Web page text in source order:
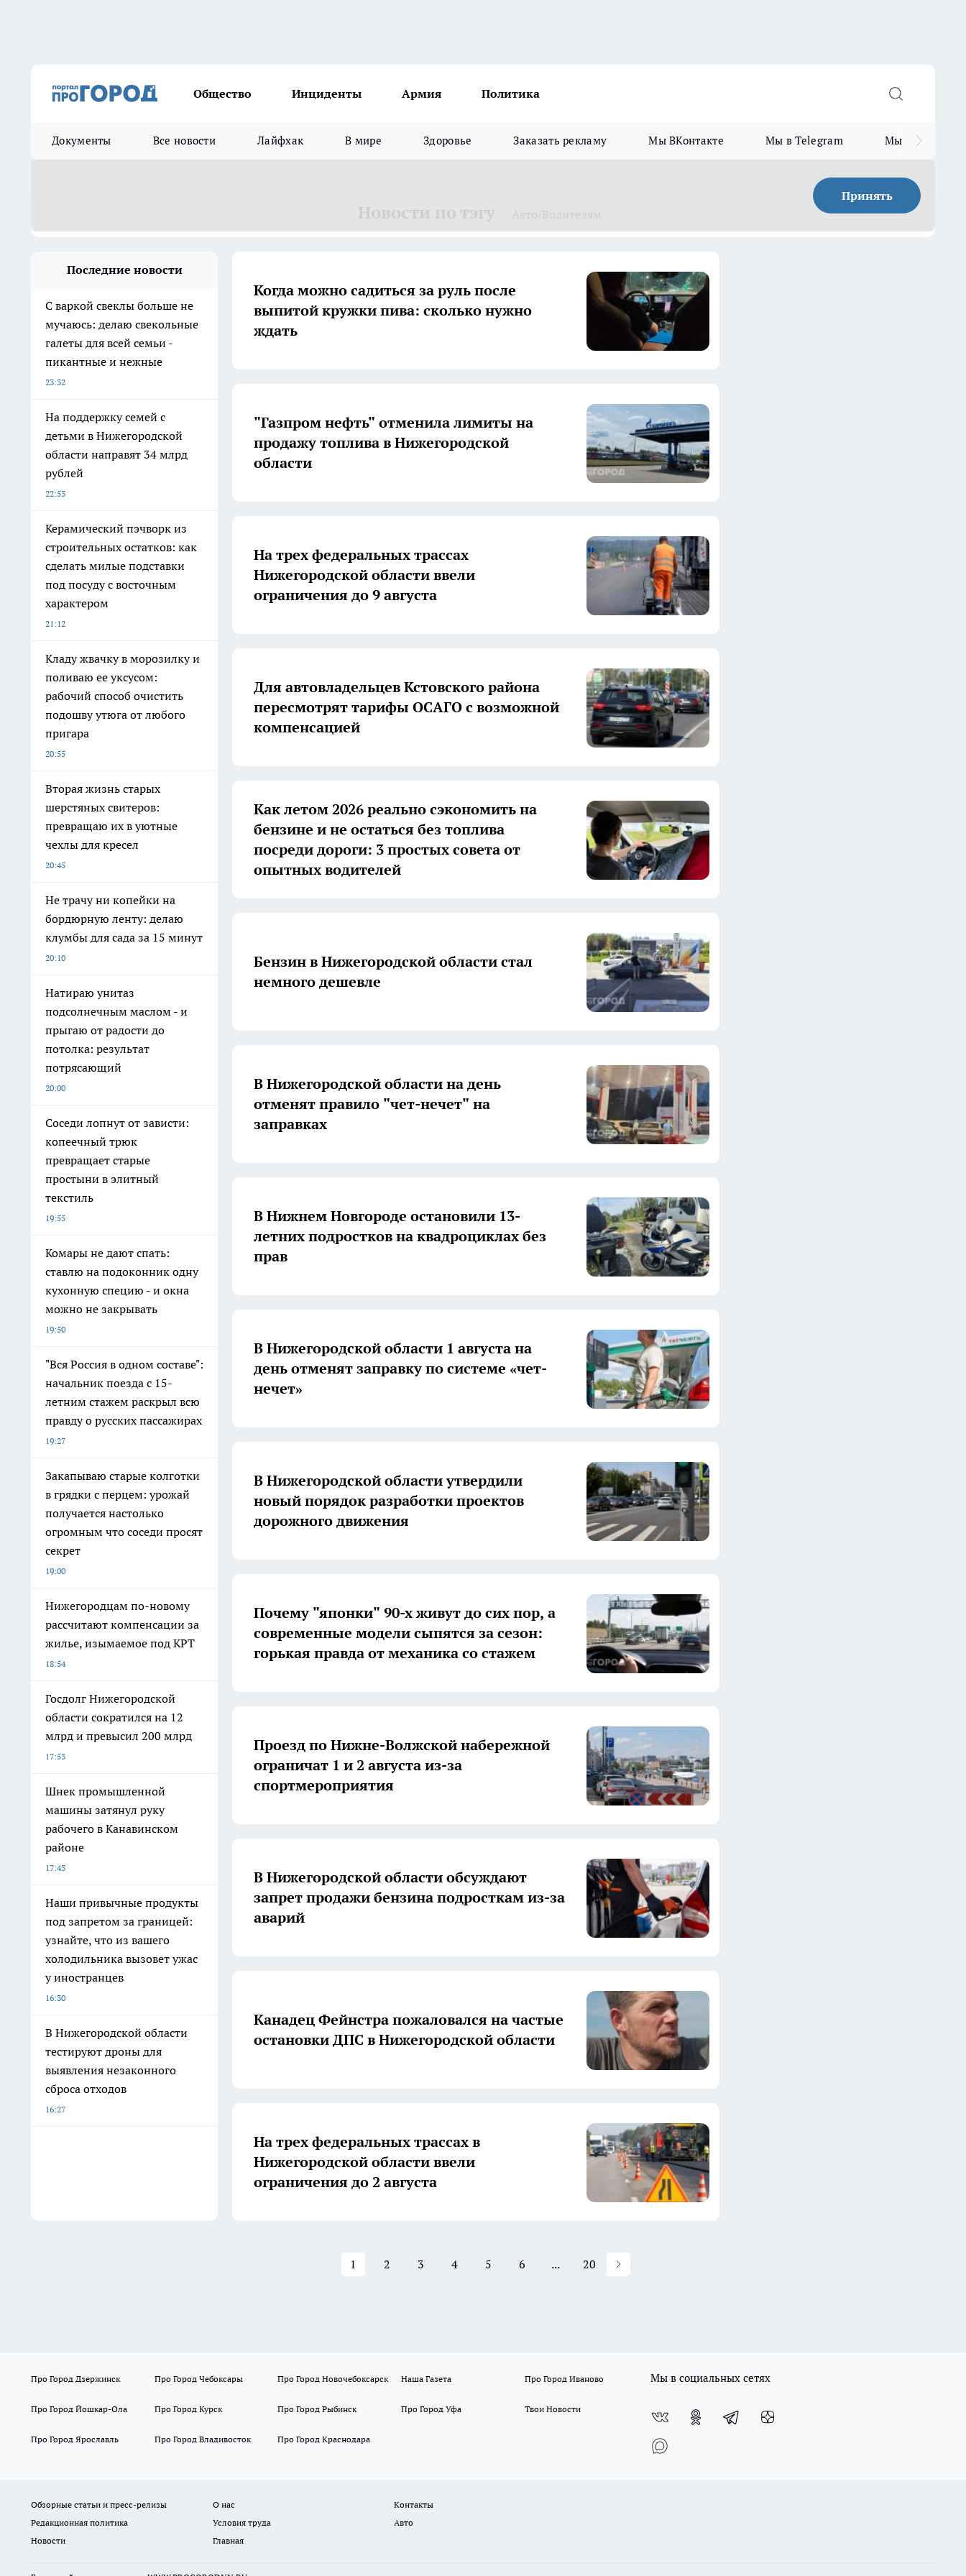
Общество Инциденты Армия Политика
Документы Все новости Лайфхак В мире Здоровье Заказать рекламу Мы ВКонтакте Мы в Telegram Мы в MAX
Принять
Последние новости
С варкой свеклы больше не
мучаюсь: делаю свекольные
галеты для всей семьи -
пикантные и нежные
23:32
На поддержку семей с
детьми в Нижегородской
области направят 34 млрд
рублей
22:53
Керамический пэчворк из
строительных остатков: как
сделать милые подставки
под посуду с восточным
характером
21:12
Кладу жвачку в морозилку и
поливаю ее уксусом:
рабочий способ очистить
подошву утюга от любого
пригара
20:55
Вторая жизнь старых
шерстяных свитеров:
превращаю их в уютные
чехлы для кресел
20:45
Не трачу ни копейки на
бордюрную ленту: делаю
клумбы для сада за 15 минут
20:10
Натираю унитаз
подсолнечным маслом - и
прыгаю от радости до
потолка: результат
потрясающий
20:00
Соседи лопнут от зависти:
копеечный трюк
превращает старые
простыни в элитный
текстиль
19:55
Комары не дают спать:
ставлю на подоконник одну
кухонную специю - и окна
можно не закрывать
19:50
"Вся Россия в одном составе":
начальник поезда с 15-
летним стажем раскрыл всю
правду о русских пассажирах
19:27
Закапываю старые колготки
в грядки с перцем: урожай
получается настолько
огромным что соседи просят
секрет
19:00
Нижегородцам по-новому
рассчитают компенсации за
жилье, изымаемое под КРТ
18:54
Госдолг Нижегородской
области сократился на 12
млрд и превысил 200 млрд
17:53
Шнек промышленной
машины затянул руку
рабочего в Канавинском
районе
17:43
Наши привычные продукты
под запретом за границей:
узнайте, что из вашего
холодильника вызовет ужас
у иностранцев
16:30
В Нижегородской области
тестируют дроны для
выявления незаконного
сброса отходов
16:27
Когда можно садиться за руль после
выпитой кружки пива: сколько нужно
ждать
"Газпром нефть" отменила лимиты на
продажу топлива в Нижегородской
области
На трех федеральных трассах
Нижегородской области ввели
ограничения до 9 августа
Для автовладельцев Кстовского района
пересмотрят тарифы ОСАГО с возможной
компенсацией
Как летом 2026 реально сэкономить на
бензине и не остаться без топлива
посреди дороги: 3 простых совета от
опытных водителей
Бензин в Нижегородской области стал
немного дешевле
В Нижегородской области на день
отменят правило "чет-нечет" на
заправках
В Нижнем Новгороде остановили 13-
летних подростков на квадроциклах без
прав
В Нижегородской области 1 августа на
день отменят заправку по системе «чет-
нечет»
В Нижегородской области утвердили
новый порядок разработки проектов
дорожного движения
Почему "японки" 90-х живут до сих пор, а
современные модели сыпятся за сезон:
горькая правда от механика со стажем
Проезд по Нижне-Волжской набережной
ограничат 1 и 2 августа из-за
спортмероприятия
В Нижегородской области обсуждают
запрет продажи бензина подросткам из-за
аварий
Канадец Фейнстра пожаловался на частые
остановки ДПС в Нижегородской области
На трех федеральных трассах в
Нижегородской области ввели
ограничения до 2 августа
1 2 3 4 5 6 ... 20
Про Город Дзержинск Про Город Чебоксары Про Город Новочебоксарск Наша Газета Про Город Иваново
Про Город Йошкар-Ола Про Город Курск Про Город Рыбинск Про Город Уфа Твои Новости
Про Город Ярославль Про Город Владивосток Про Город Краснодара
Мы в социальных сетях
Обзорные статьи и пресс-релизы О нас
Контакты
Редакционная политика
Условия труда
Авто
Новости
Главная